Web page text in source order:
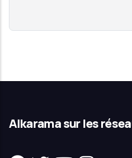
Alkarama sur les